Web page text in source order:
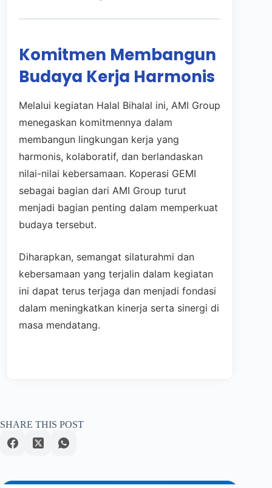
Komitmen Membangun
Budaya Kerja Harmonis
Melalui kegiatan Halal Bihalal ini, AMI Group
menegaskan komitmennya dalam
membangun lingkungan kerja yang
harmonis, kolaboratif, dan berlandaskan
nilai-nilai kebersamaan. Koperasi GEMI
sebagai bagian dari AMI Group turut
menjadi bagian penting dalam memperkuat
budaya tersebut.
Diharapkan, semangat silaturahmi dan
kebersamaan yang terjalin dalam kegiatan
ini dapat terus terjaga dan menjadi fondasi
dalam meningkatkan kinerja serta sinergi di
masa mendatang.
SHARE THIS POST